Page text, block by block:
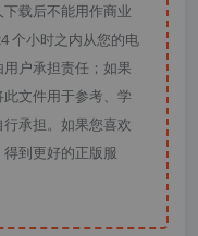
载后不能用作商业
个小时之内从您的电
户承担责任；如果
文件用于参考、学
承担。如果您喜欢
到更好的正版服